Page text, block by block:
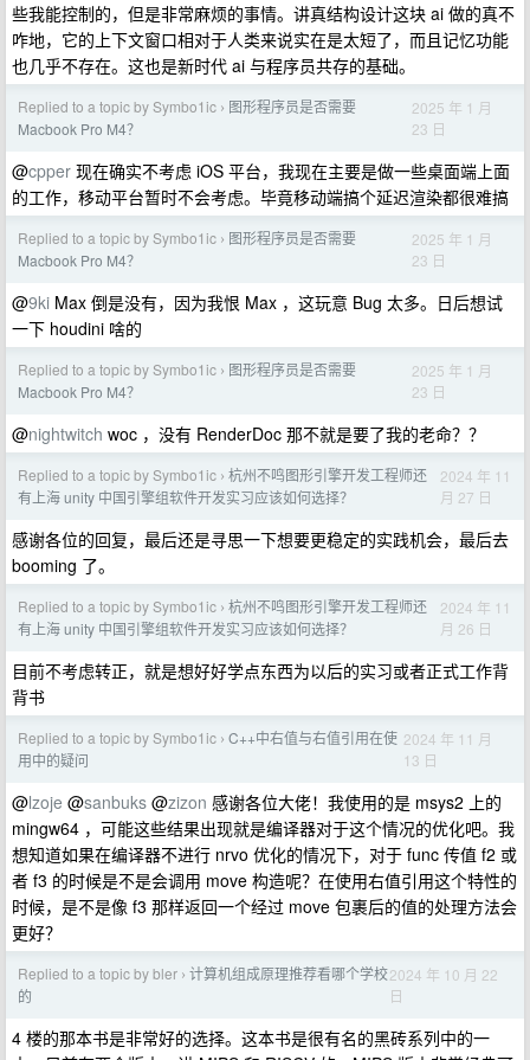
些我能控制的，但是非常麻烦的事情。讲真结构设计这块 ai 做的真不
咋地，它的上下文窗口相对于人类来说实在是太短了，而且记忆功能
也几乎不存在。这也是新时代 ai 与程序员共存的基础。
Replied to a topic by Symbo1ic › 图形程序员是否需要
Macbook Pro M4？
2025 年 1 月
23 日
@cpper 现在确实不考虑 iOS 平台，我现在主要是做一些桌面端上面
的工作，移动平台暂时不会考虑。毕竟移动端搞个延迟渲染都很难搞
Replied to a topic by Symbo1ic › 图形程序员是否需要
Macbook Pro M4？
2025 年 1 月
23 日
@9ki Max 倒是没有，因为我恨 Max ，这玩意 Bug 太多。日后想试
一下 houdini 啥的
Replied to a topic by Symbo1ic › 图形程序员是否需要
Macbook Pro M4？
2025 年 1 月
23 日
@nightwitch woc ，没有 RenderDoc 那不就是要了我的老命？？
Replied to a topic by Symbo1ic › 杭州不鸣图形引擎开发工程师还
有上海 unity 中国引擎组软件开发实习应该如何选择？
2024 年 11
月 27 日
感谢各位的回复，最后还是寻思一下想要更稳定的实践机会，最后去
booming 了。
Replied to a topic by Symbo1ic › 杭州不鸣图形引擎开发工程师还
有上海 unity 中国引擎组软件开发实习应该如何选择？
2024 年 11
月 26 日
目前不考虑转正，就是想好好学点东西为以后的实习或者正式工作背
背书
Replied to a topic by Symbo1ic › C++中右值与右值引用在使
用中的疑问
2024 年 11 月
13 日
@lzoje @sanbuks @zizon 感谢各位大佬！我使用的是 msys2 上的
mingw64 ，可能这些结果出现就是编译器对于这个情况的优化吧。我
想知道如果在编译器不进行 nrvo 优化的情况下，对于 func 传值 f2 或
者 f3 的时候是不是会调用 move 构造呢？在使用右值引用这个特性的
时候，是不是像 f3 那样返回一个经过 move 包裹后的值的处理方法会
更好？
Replied to a topic by bler › 计算机组成原理推荐看哪个学校
的
2024 年 10 月 22
日
4 楼的那本书是非常好的选择。这本书是很有名的黑砖系列中的一